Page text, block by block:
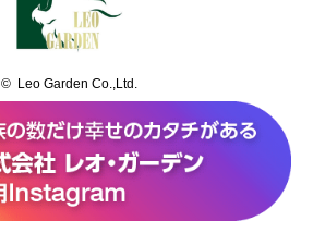
© Leo Garden Co.,Ltd.